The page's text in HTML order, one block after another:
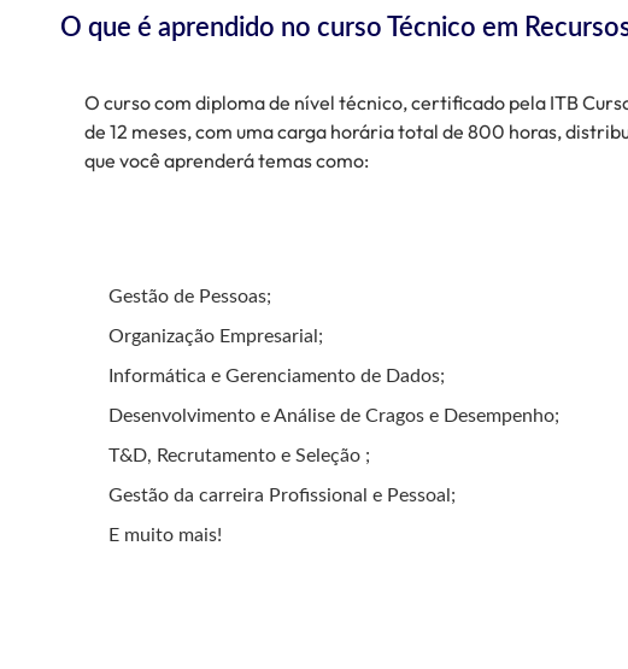
O que é aprendido no curso Técnico em
O curso com diploma de nível técnico, certificado pela ITB
de 12 meses, com uma carga horária total de 800 horas,
que você aprenderá temas como:
Gestão de Pessoas;
Organização Empresarial;
Informática e Gerenciamento de Dados;
Desenvolvimento e Análise de Cragos e Desempenho;
T&D, Recrutamento e Seleção ;
Gestão da carreira Profissional e Pessoal;
E muito mais!